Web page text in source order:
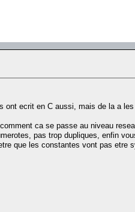
ecrit en C aussi, mais de la a
ca se passe au niveau
pas trop dupliques, enfin
que les constantes vont pas etre